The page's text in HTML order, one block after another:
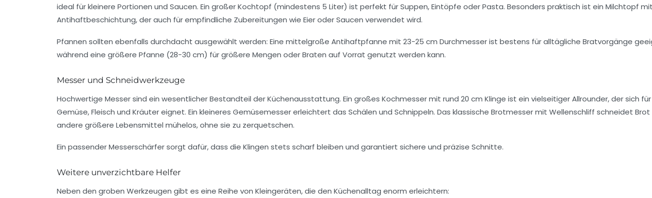
ideal für kleinere Portionen und Saucen. Ein großer Kochtopf (mindestens 5 Liter) ist perfekt für Suppen, Eintöpfe oder Pasta. Besonders praktisch ist ein Milchtopf
Antihaftbeschichtung, der auch für empfindliche Zubereitungen wie Eier oder Saucen verwendet wird.
Pfannen sollten ebenfalls durchdacht ausgewählt werden: Eine mittelgroße Antihaftpfanne mit 23-25 cm Durchmesser ist bestens für alltägliche Bratvorgänge
während eine größere Pfanne (28-30 cm) für größere Mengen oder Braten auf Vorrat genutzt werden kann.
Messer und Schneidwerkzeuge
Hochwertige Messer sind ein wesentlicher Bestandteil der Küchenausstattung. Ein großes Kochmesser mit rund 20 cm Klinge ist ein vielseitiger Allrounder, der sich für
Gemüse, Fleisch und Kräuter eignet. Ein kleineres Gemüsemesser erleichtert das Schälen und Schnippeln. Das klassische Brotmesser mit Wellenschliff schneidet Brot
andere größere Lebensmittel mühelos, ohne sie zu zerquetschen.
Ein passender Messerschärfer sorgt dafür, dass die Klingen stets scharf bleiben und garantiert sichere und präzise Schnitte.
Weitere unverzichtbare Helfer
Neben den groben Werkzeugen gibt es eine Reihe von Kleingeräten, die den Küchenalltag enorm erleichtern: